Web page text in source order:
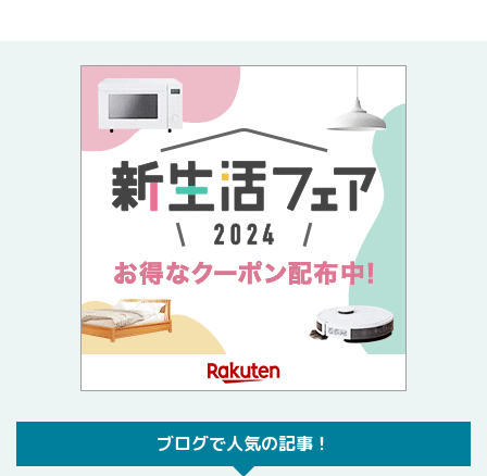
ブログで人気の記事！